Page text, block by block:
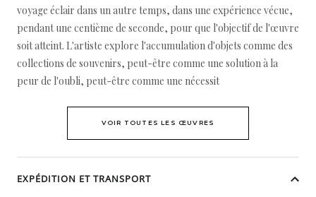
voyage éclair dans un autre temps, dans une expérience vécue,
pendant une centième de seconde, pour que l'objectif de l'œuvre
soit atteint. L'artiste explore l'accumulation d'objets comme des
collections de souvenirs, peut-être comme une solution à la
peur de l'oubli, peut-être comme une nécessit
VOIR TOUTES LES ŒUVRES
EXPÉDITION ET TRANSPORT